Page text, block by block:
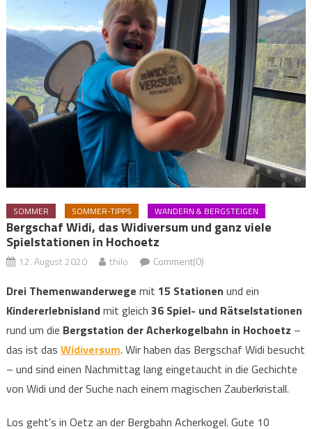
SOMMER SOMMER-TIPPS WANDERN & BERGSTEIGEN
Bergschaf Widi, das Widiversum und ganz viele
Spielstationen in Hochoetz
12. August 2020 thilo Comment(0)
Drei Themenwanderwege mit 15 Stationen und ein
Kindererlebnislandmit gleich 36 Spiel- und Rätselstationen
rund um die Bergstation der Acherkogelbahn in Hochoetz –
das ist das Widiversum. Wir haben das Bergschaf Widi besucht
– und sind einen Nachmittag lang eingetaucht in die Gechichte
von Widi und der Suche nach einem magischen Zauberkristall.
Los geht’s in Oetz an der Bergbahn Acherkogel. Gute 10